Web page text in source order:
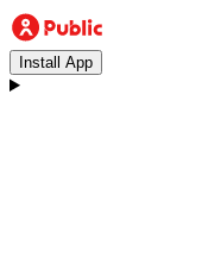
Install App